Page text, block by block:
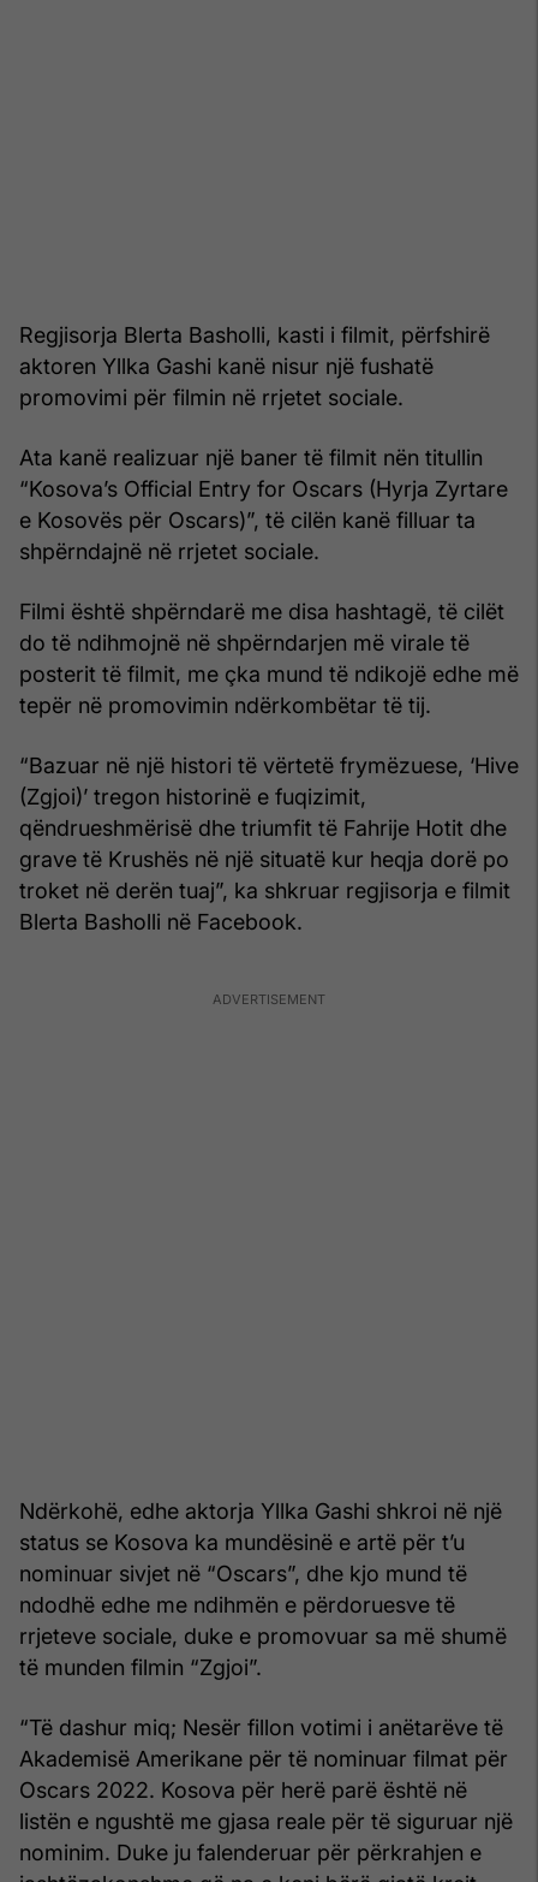
Regjisorja Blerta Basholli, kasti i filmit, përfshirë
aktoren Yllka Gashi kanë nisur një fushatë
promovimi për filmin në rrjetet sociale.
Ata kanë realizuar një baner të filmit nën titullin
“Kosova’s Official Entry for Oscars (Hyrja Zyrtare
e Kosovës për Oscars)”, të cilën kanë filluar ta
shpërndajnë në rrjetet sociale.
Filmi është shpërndarë me disa hashtagë, të cilët
do të ndihmojnë në shpërndarjen më virale të
posterit të filmit, me çka mund të ndikojë edhe më
tepër në promovimin ndërkombëtar të tij.
“Bazuar në një histori të vërtetë frymëzuese, ‘Hive
(Zgjoi)’ tregon historinë e fuqizimit,
qëndrueshmërisë dhe triumfit të Fahrije Hotit dhe
grave të Krushës në një situatë kur heqja dorë po
troket në derën tuaj”, ka shkruar regjisorja e filmit
Blerta Basholli në Facebook.
Ndërkohë, edhe aktorja Yllka Gashi shkroi në një
status se Kosova ka mundësinë e artë për t’u
nominuar sivjet në “Oscars”, dhe kjo mund të
ndodhë edhe me ndihmën e përdoruesve të
rrjeteve sociale, duke e promovuar sa më shumë
të munden filmin “Zgjoi”.
“Të dashur miq; Nesër fillon votimi i anëtarëve të
Akademisë Amerikane për të nominuar filmat për
Oscars 2022. Kosova për herë parë është në
listën e ngushtë me gjasa reale për të siguruar një
nominim. Duke ju falenderuar për përkrahjen e